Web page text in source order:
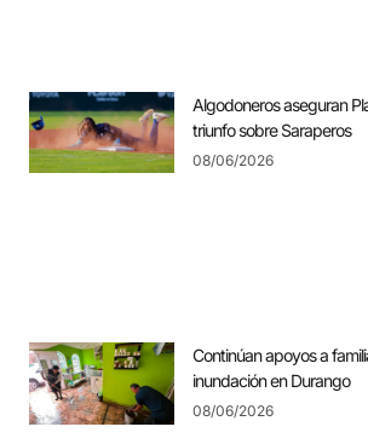
Algodoneros aseguran
triunfo sobre Saraperos
08/06/2026
Continúan apoyos a
inundación en Durango
08/06/2026